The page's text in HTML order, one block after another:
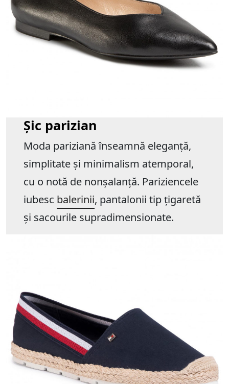
Șic parizian
Moda pariziană înseamnă eleganță,
simplitate și minimalism atemporal,
cu o notă de nonșalanță. Pariziencele
iubesc balerinii, pantalonii tip țigaretă
și sacourile supradimensionate.